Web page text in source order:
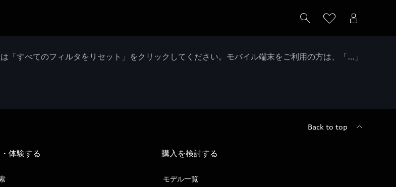
すべてのフィルタをリセット」をクリックしてください。モバイル端末をご利用の方は、「…」
Back to top
体験する 購入を検討する
モデル一覧